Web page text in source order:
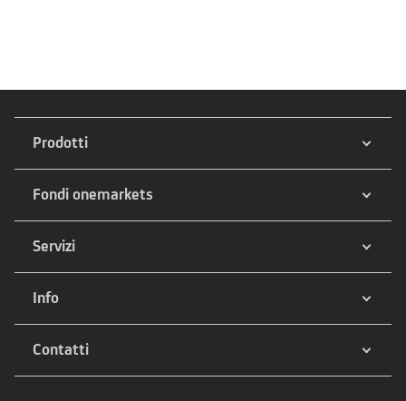
Prodotti
Fondi onemarkets
Servizi
Info
Contatti